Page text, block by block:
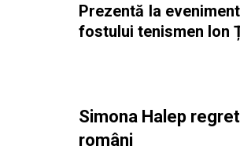
Prezentă la
fostului tenismen Ion
Simona Halep
români